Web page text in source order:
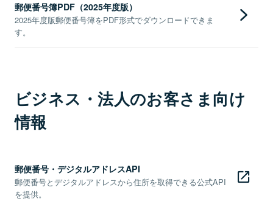
郵便番号簿PDF（2025年度版）
2025年度版郵便番号簿をPDF形式でダウンロードできま
す。
ビジネス・法人のお客さま向け
情報
郵便番号・デジタルアドレスAPI
郵便番号とデジタルアドレスから住所を取得できる公式API
を提供。